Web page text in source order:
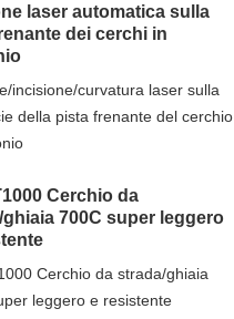
laser automatica sulla
dei cerchi in
incisione/curvatura laser sulla
della pista frenante del cerchio
Cerchio da
700C super leggero
Cerchio da strada/ghiaia
leggero e resistente